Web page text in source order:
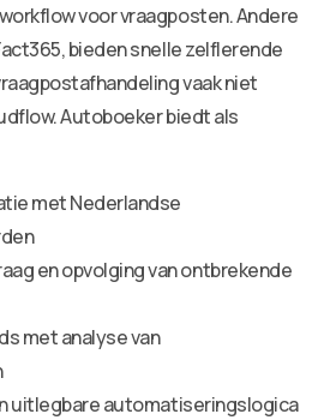
voor vraagposten. Andere
bieden snelle zelflerende
vaak niet
Autoboeker biedt als
met Nederlandse
en opvolging van ontbrekende
met analyse van
uitlegbare automatiseringslogica